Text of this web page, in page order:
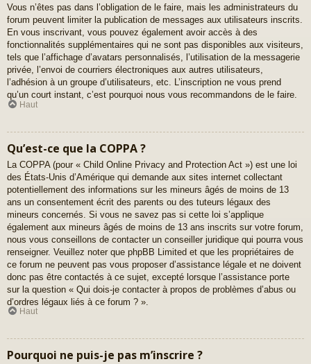
Vous n’êtes pas dans l’obligation de le faire, mais les administrateurs du
forum peuvent limiter la publication de messages aux utilisateurs inscrits.
En vous inscrivant, vous pouvez également avoir accès à des
fonctionnalités supplémentaires qui ne sont pas disponibles aux visiteurs,
tels que l’affichage d’avatars personnalisés, l’utilisation de la messagerie
privée, l’envoi de courriers électroniques aux autres utilisateurs,
l’adhésion à un groupe d’utilisateurs, etc. L’inscription ne vous prend
qu’un court instant, c’est pourquoi nous vous recommandons de le faire.
Haut
Qu’est-ce que la COPPA ?
La COPPA (pour « Child Online Privacy and Protection Act ») est une loi
des États-Unis d’Amérique qui demande aux sites internet collectant
potentiellement des informations sur les mineurs âgés de moins de 13
ans un consentement écrit des parents ou des tuteurs légaux des
mineurs concernés. Si vous ne savez pas si cette loi s’applique
également aux mineurs âgés de moins de 13 ans inscrits sur votre forum,
nous vous conseillons de contacter un conseiller juridique qui pourra vous
renseigner. Veuillez noter que phpBB Limited et que les propriétaires de
ce forum ne peuvent pas vous proposer d’assistance légale et ne doivent
donc pas être contactés à ce sujet, excepté lorsque l’assistance porte
sur la question « Qui dois-je contacter à propos de problèmes d’abus ou
d’ordres légaux liés à ce forum ? ».
Haut
Pourquoi ne puis-je pas m’inscrire ?